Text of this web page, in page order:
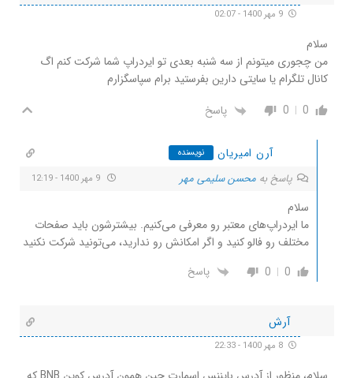
سلام
من چجوری میتونم از سه شنبه بعدی تو ایردراپ شما شرکت کنم اگ
کانال تلگرام یا سایتی دارین بفرستید برام سپاسگزارم
0
0 پاسخ
آرن امیریان نویسنده
پاسخ به محسن سلیمی مهر
سلام
ما ایردراپ‌های معتبر رو معرفی می‌کنیم. بیشترشون باید صفحات
مختلف رو فالو کنید و اگر امکانش رو ندارید، می‌تونید شرکت نکنید
0
0 پاسخ
آرش